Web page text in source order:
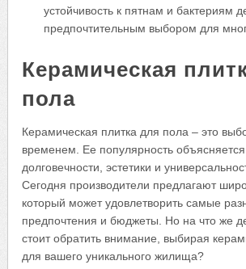
устойчивость к пятнам и бактериям
предпочтительным выбором для
Керамическая
пола
Керамическая плитка для пола – это
временем. Ее популярность
долговечности, эстетики и
Сегодня производители предлагают
который может удовлетворить самые
предпочтения и бюджеты. Но на что же
стоит обратить внимание, выбирая
для вашего уникального жилища?